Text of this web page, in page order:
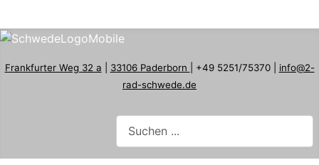
Frankfurter Weg 32 a 33106 Paderborn | +49 5251/75370 | info@2-
rad-schwede.de